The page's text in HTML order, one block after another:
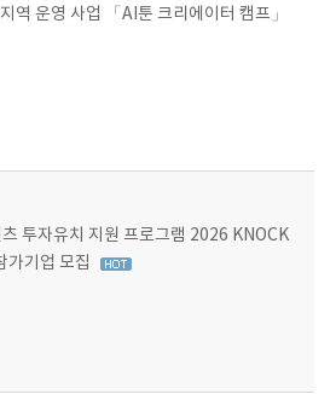
역 운영 사업 「AI툰 크리에이터 캠프」
투자유치 지원 프로그램 2026 KNOCK
가기업 모집